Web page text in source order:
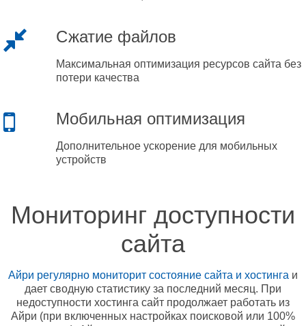
Сжатие файлов
Максимальная оптимизация ресурсов сайта без
потери качества
Мобильная оптимизация
Дополнительное ускорение для мобильных
устройств
Мониторинг доступности
сайта
Айри регулярно мониторит состояние сайта и хостинга и
дает сводную статистику за последний месяц. При
недоступности хостинга сайт продолжает работать из
Айри (при включенных настройках поисковой или 100%